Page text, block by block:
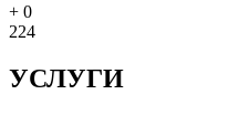
+ 0
224
УСЛУГИ